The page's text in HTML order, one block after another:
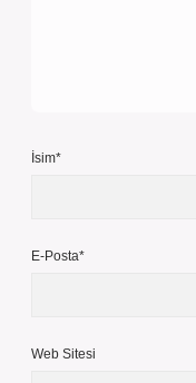
İsim*
E-Posta*
Web Sitesi